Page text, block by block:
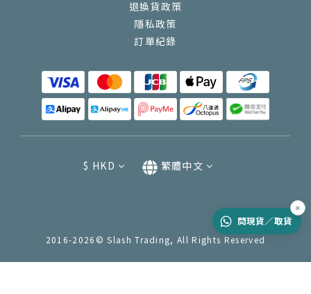
退換貨政策
隱私政策
訂單紀錄
$ HKD 繁體中文
2016-2026© Slash Trading, All Rights Reserved
問現貨／取貨
×